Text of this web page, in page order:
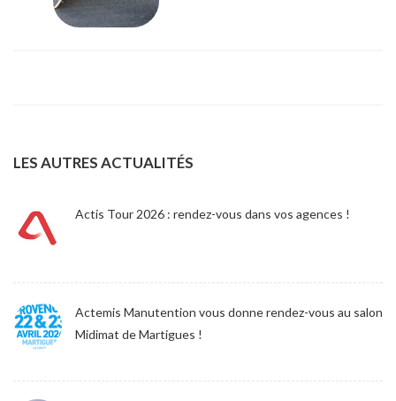
LES AUTRES ACTUALITÉS
Actis Tour 2026 : rendez-vous dans vos agences !
Actemis Manutention vous donne rendez-vous au salon
Midimat de Martigues !